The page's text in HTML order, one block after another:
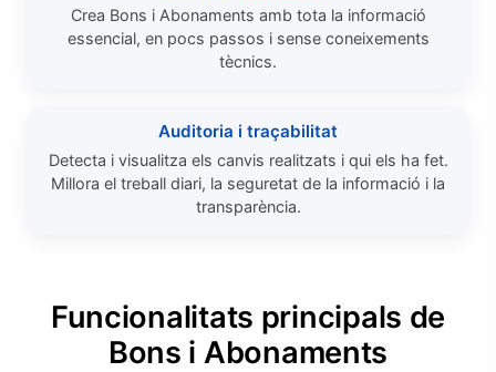
Crea Bons i Abonaments amb tota la informació
essencial, en pocs passos i sense coneixements
tècnics.
Auditoria i traçabilitat
Detecta i visualitza els canvis realitzats i qui els ha fet.
Millora el treball diari, la seguretat de la informació i la
transparència.
Funcionalitats principals de
Bons i Abonaments